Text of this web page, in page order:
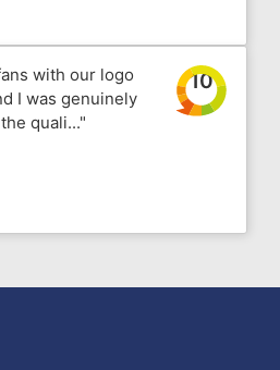
with our logo
I was genuinely
quali..."
10